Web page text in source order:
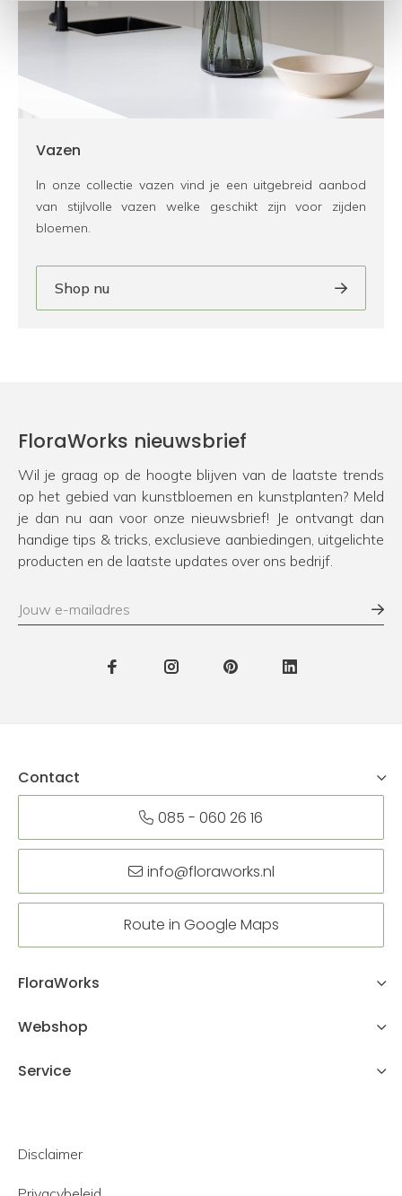
Vazen
In onze collectie vazen vind je een uitgebreid aanbod
van stijlvolle vazen welke geschikt zijn voor zijden
bloemen.
Shop nu
FloraWorks nieuwsbrief
Wil je graag op de hoogte blijven van de laatste trends
op het gebied van kunstbloemen en kunstplanten? Meld
je dan nu aan voor onze nieuwsbrief! Je ontvangt dan
handige tips & tricks, exclusieve aanbiedingen, uitgelichte
producten en de laatste updates over ons bedrijf.
Contact
085 - 060 26 16
info@floraworks.nl
Route in Google Maps
FloraWorks
Webshop
Service
Disclaimer